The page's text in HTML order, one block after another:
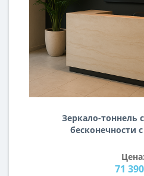
Зеркало-тоннель
бесконечности
надписью,
TL003
Цена:
71